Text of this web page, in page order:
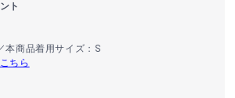
ト
商品着用サイズ：S
ちら